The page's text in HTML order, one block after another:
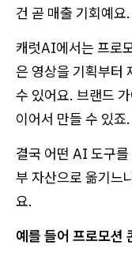
건 곧 매출 기회예요.
캐럿AI에서는 프로
은 영상을 기획부터
수 있어요. 브랜드
이어서 만들 수 있죠.
결국 어떤 AI 도구
부 자산으로 옮기느
요.
예를 들어 프로모션